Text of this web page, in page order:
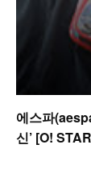
에스파
신’ [O!